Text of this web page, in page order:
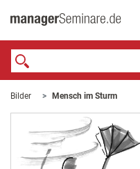
Bilder Mensch im Sturm